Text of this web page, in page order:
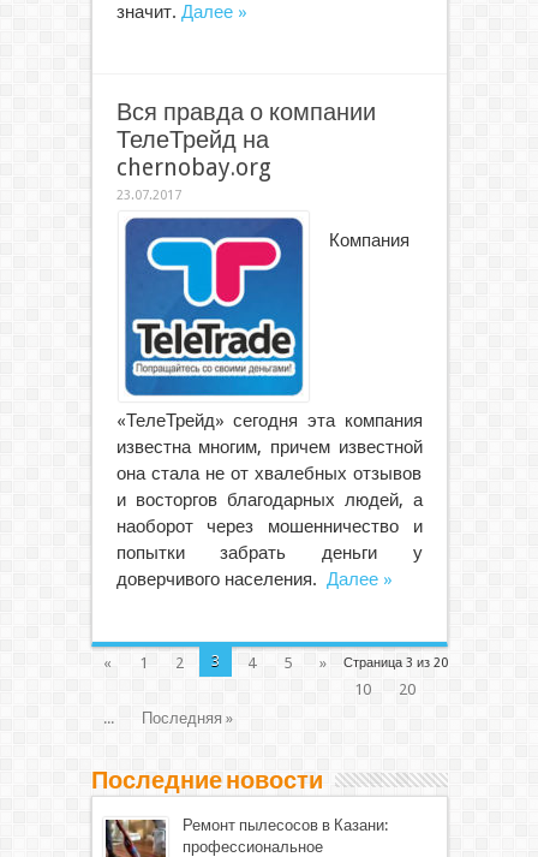
значит. Далее »
Вся правда о компании
ТелеТрейд на
chernobay.org
23.07.2017
Компания
«ТелеТрейд» сегодня эта компания
известна многим, причем известной
она стала не от хвалебных отзывов
и восторгов благодарных людей, а
наоборот через мошенничество и
попытки забрать деньги у
доверчивого населения. Далее »
Страница 3 из 20
« 1 2 3 4 5
»
10
20
...
Последняя »
Последние новости
Ремонт пылесосов в Казани:
профессиональное